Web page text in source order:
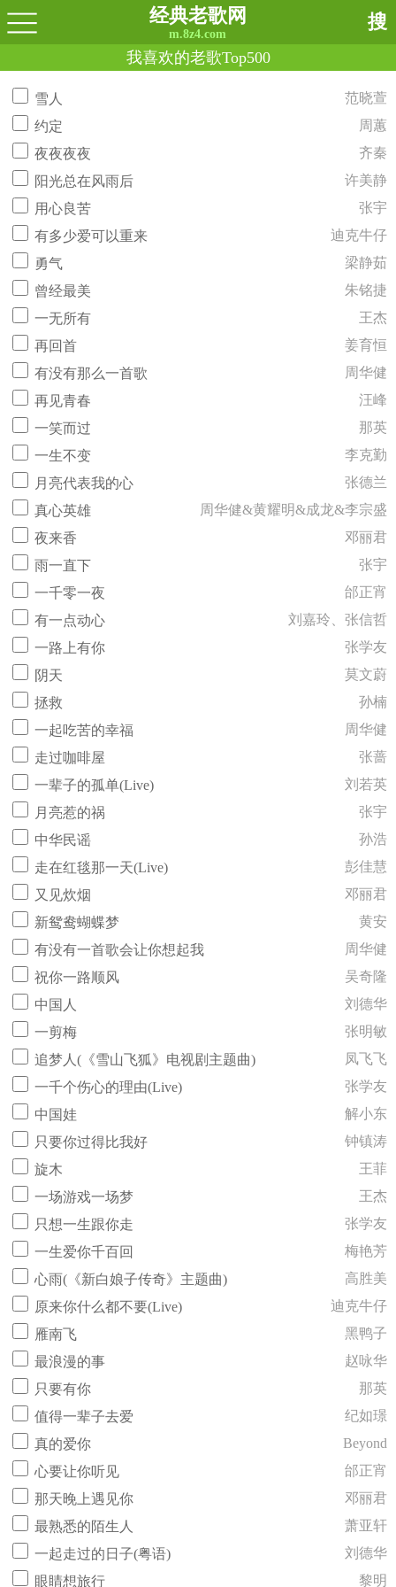
经典老歌网
m.8z4.com
搜
我喜欢的老歌Top500
雪人
范晓萱
约定
周蕙
夜夜夜夜
齐秦
阳光总在风雨后
许美静
用心良苦
张宇
有多少爱可以重来
迪克牛仔
勇气
梁静茹
曾经最美
朱铭捷
一无所有
王杰
再回首
姜育恒
有没有那么一首歌
周华健
再见青春
汪峰
一笑而过
那英
一生不变
李克勤
月亮代表我的心
张德兰
真心英雄
周华健&黄耀明&成龙&李宗盛
夜来香
邓丽君
雨一直下
张宇
一千零一夜
邰正宵
有一点动心
刘嘉玲、张信哲
一路上有你
张学友
阴天
莫文蔚
拯救
孙楠
一起吃苦的幸福
周华健
走过咖啡屋
张蔷
一辈子的孤单(Live)
刘若英
月亮惹的祸
张宇
中华民谣
孙浩
走在红毯那一天(Live)
彭佳慧
又见炊烟
邓丽君
新鸳鸯蝴蝶梦
黄安
有没有一首歌会让你想起我
周华健
祝你一路顺风
吴奇隆
中国人
刘德华
一剪梅
张明敏
追梦人(《雪山飞狐》电视剧主题曲)
凤飞飞
一千个伤心的理由(Live)
张学友
中国娃
解小东
只要你过得比我好
钟镇涛
旋木
王菲
一场游戏一场梦
王杰
只想一生跟你走
张学友
一生爱你千百回
梅艳芳
心雨(《新白娘子传奇》主题曲)
高胜美
原来你什么都不要(Live)
迪克牛仔
雁南飞
黑鸭子
最浪漫的事
赵咏华
只要有你
那英
值得一辈子去爱
纪如璟
真的爱你
Beyond
心要让你听见
邰正宵
那天晚上遇见你
邓丽君
最熟悉的陌生人
萧亚轩
一起走过的日子(粤语)
刘德华
眼睛想旅行
黎明